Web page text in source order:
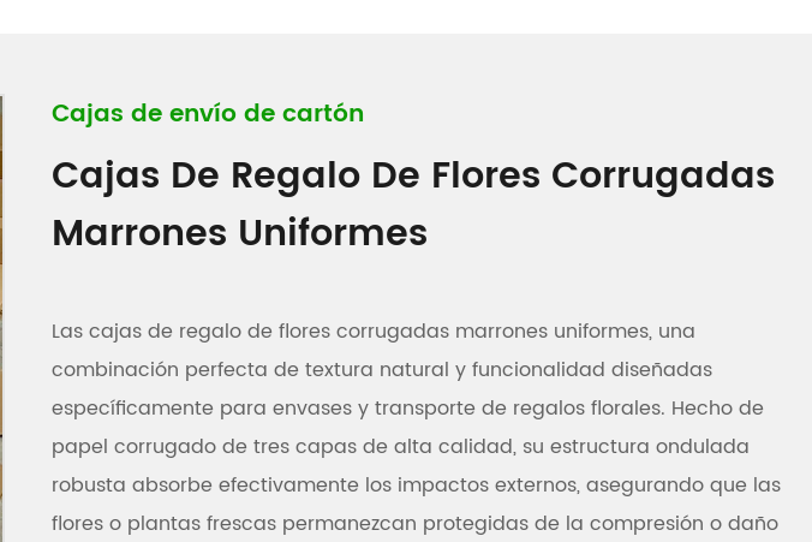
Cajas de envío de cartón
Cajas De Regalo De Flores Corrugadas
Marrones Uniformes
Las cajas de regalo de flores corrugadas marrones uniformes, una
combinación perfecta de textura natural y funcionalidad diseñadas
específicamente para envases y transporte de regalos florales. Hecho de
papel corrugado de tres capas de alta calidad, su estructura ondulada
robusta absorbe efectivamente los impactos externos, asegurando que las
flores o plantas frescas permanezcan protegidas de la compresión o daño